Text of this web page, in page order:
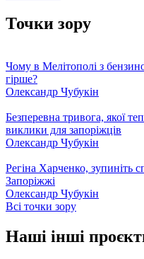
Точки зору
Чому в Мелітополі з
гірше?
Олександр Чубукін
Безперевна тривога, якої
виклики для запоріжців
Олександр Чубукін
Регіна Харченко, зупиніть
Запоріжжі
Олександр Чубукін
Всі точки зору
Наші інші